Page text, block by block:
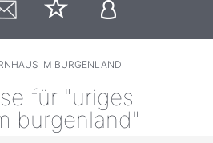
IM BURGENLAND
für "uriges
burgenland"